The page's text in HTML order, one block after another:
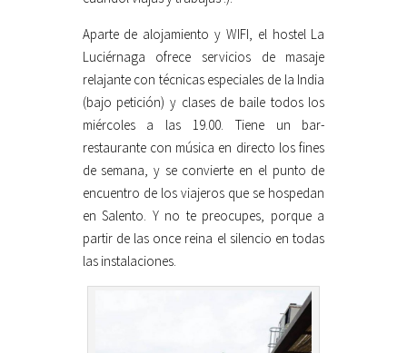
Aparte de alojamiento y WIFI, el hostel La
Luciérnaga ofrece servicios de masaje
relajante con técnicas especiales de la India
(bajo petición) y clases de baile todos los
miércoles a las 19.00. Tiene un bar-
restaurante con música en directo los fines
de semana, y se convierte en el punto de
encuentro de los viajeros que se hospedan
en Salento. Y no te preocupes, porque a
partir de las once reina el silencio en todas
las instalaciones.